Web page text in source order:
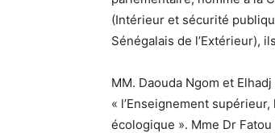
(Intérieur et sécurité
Sénégalais de l’Extérieur),
MM. Daouda Ngom et
« l’Enseignement
écologique ». Mme Dr